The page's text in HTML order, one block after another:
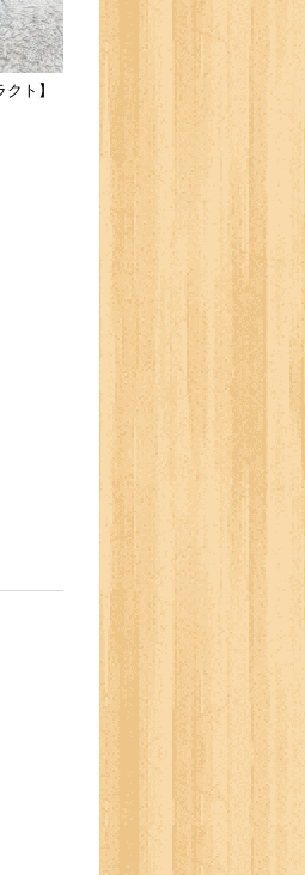
ト】